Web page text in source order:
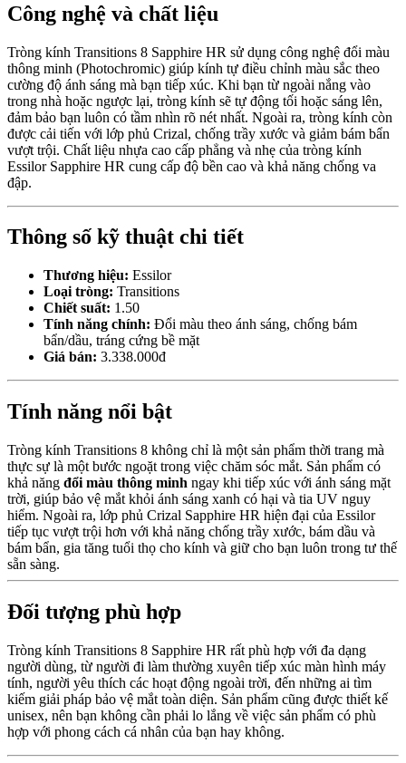
Công nghệ và chất liệu
Tròng kính Transitions 8 Sapphire HR sử dụng công nghệ đổi màu
thông minh (Photochromic) giúp kính tự điều chỉnh màu sắc theo
cường độ ánh sáng mà bạn tiếp xúc. Khi bạn từ ngoài nắng vào
trong nhà hoặc ngược lại, tròng kính sẽ tự động tối hoặc sáng lên,
đảm bảo bạn luôn có tầm nhìn rõ nét nhất. Ngoài ra, tròng kính còn
được cải tiến với lớp phủ Crizal, chống trầy xước và giảm bám bẩn
vượt trội. Chất liệu nhựa cao cấp phẳng và nhẹ của tròng kính
Essilor Sapphire HR cung cấp độ bền cao và khả năng chống va
đập.
Thông số kỹ thuật chi tiết
Thương hiệu: Essilor
Loại tròng: Transitions
Chiết suất: 1.50
Tính năng chính: Đổi màu theo ánh sáng, chống bám
bẩn/dầu, tráng cứng bề mặt
Giá bán: 3.338.000đ
Tính năng nổi bật
Tròng kính Transitions 8 không chỉ là một sản phẩm thời trang mà
thực sự là một bước ngoặt trong việc chăm sóc mắt. Sản phẩm có
khả năng đổi màu thông minh ngay khi tiếp xúc với ánh sáng mặt
trời, giúp bảo vệ mắt khỏi ánh sáng xanh có hại và tia UV nguy
hiểm. Ngoài ra, lớp phủ Crizal Sapphire HR hiện đại của Essilor
tiếp tục vượt trội hơn với khả năng chống trầy xước, bám dầu và
bám bẩn, gia tăng tuổi thọ cho kính và giữ cho bạn luôn trong tư thế
sẵn sàng.
Đối tượng phù hợp
Tròng kính Transitions 8 Sapphire HR rất phù hợp với đa dạng
người dùng, từ người đi làm thường xuyên tiếp xúc màn hình máy
tính, người yêu thích các hoạt động ngoài trời, đến những ai tìm
kiếm giải pháp bảo vệ mắt toàn diện. Sản phẩm cũng được thiết kế
unisex, nên bạn không cần phải lo lắng về việc sản phẩm có phù
hợp với phong cách cá nhân của bạn hay không.